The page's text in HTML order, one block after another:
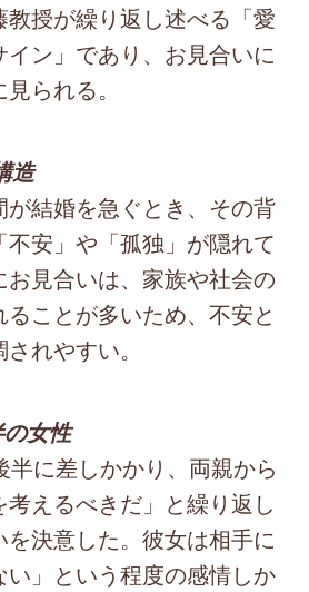
教授が繰り返し述べる「愛
ン」であり、お見合いに
られる。
造
結婚を急ぐとき、その背
安」や「孤独」が隠れて
見合いは、家族や社会の
ことが多いため、不安と
れやすい。
女性
半に差しかかり、両親から
考えるべきだ」と繰り返し
決意した。彼女は相手に
」という程度の感情しか